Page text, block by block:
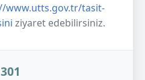
www.utts.gov.tr/tasit-
ziyaret edebilirsiniz.
301